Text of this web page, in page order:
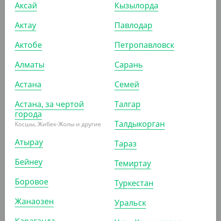
4 500
(45₸/ШТ)
Бутылка квадратная 500 мл. с шир. горлом
прозрачная, без крышки (Yans)
Аксай
Актау
Актобе
Алматы
Астана
Астана, за чертой
города
Косшы, Жибек-Жолы и другие
Атырау
Бейнеу
Боровое
Жанаозен
Кызылорда
Павлодар
Петропавловск
Сарань
Семей
Талгар
Талдыкорган
Тараз
Темиртау
Туркестан
Уральск